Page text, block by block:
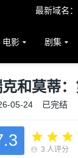
最新域名
电影 剧集
和莫蒂
05-24 已完结
3 人评分